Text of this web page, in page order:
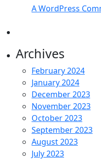
A WordPress
Archives
February 2024
January 2024
December 2023
November 2023
October 2023
September 2023
August 2023
July 2023